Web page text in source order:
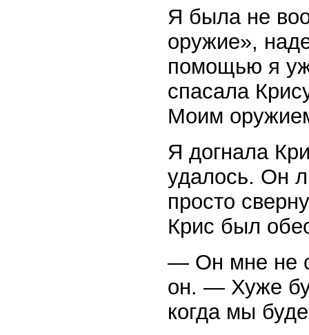
Я была не
оружие»,
помощью я
спасала
Моим
Я догнала
удалось. Он
просто
Крис был
— Он мне не
он. — Хуже
когда мы